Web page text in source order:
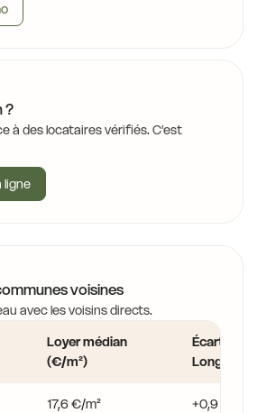
?
à des locataires vérifiés. C'est
ligne
voisines
avec les voisins directs.
Loyer médian
(€/m²)
Écart vs
17,6 €/m² +0,9 %